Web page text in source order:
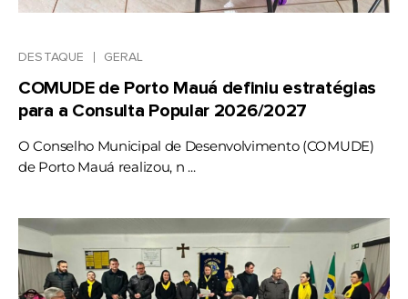
DESTAQUE GERAL
COMUDE de Porto Mauá definiu estratégias
para a Consulta Popular 2026/2027
O Conselho Municipal de Desenvolvimento (COMUDE)
de Porto Mauá realizou, n ...